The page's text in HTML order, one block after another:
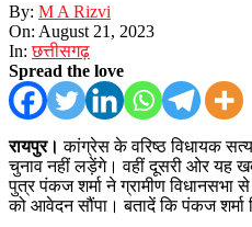
By: M A Rizvi
On: August 21, 2023
In: छत्तीसगढ़
Spread the love
रायपुर। कांग्रेस के वरिष्ठ विधायक
चुनाव नहीं लड़ेंगे। वहीं दूसरी ओर यह
पुत्र पंकज शर्मा ने ग्रामीण विधानसभा
को आवेदन सौंपा। बतादें कि पंकज शर्मा